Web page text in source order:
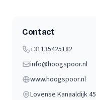
Contact
+31135425182
info@hoogspoor.nl
www.hoogspoor.nl
Lovense Kanaaldijk 45